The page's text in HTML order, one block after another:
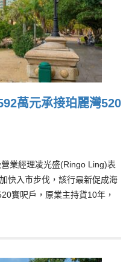
萬元承接珀麗灣520
業經理凌光盛(Ringo Ling)表
快入市步伐，該行最新促成海
實呎戶，原業主持貨10年，